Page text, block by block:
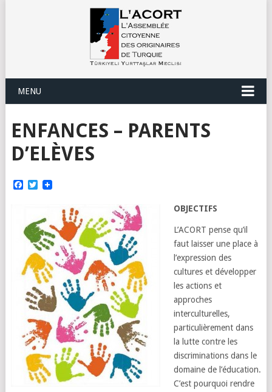
MENU
ENFANCES – PARENTS
D’ELÈVES
Facebook
Twitter
OBJECTIFS
L’ACORT pense qu’il
faut laisser une place à
l’expression des
cultures et développer
les actions et
approches
interculturelles,
particulièrement dans
la lutte contre les
discriminations dans le
domaine de l’éducation.
C’est pourquoi rendre